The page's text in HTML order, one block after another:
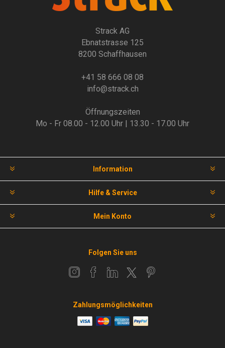
Strack AG
Ebnatstrasse 125
8200 Schaffhausen
+41 58 666 08 08
info@strack.ch
Öffnungszeiten
Mo - Fr 08.00 - 12.00 Uhr | 13.30 - 17.00 Uhr
Information
Hilfe & Service
Mein Konto
Folgen Sie uns
Zahlungsmöglichkeiten